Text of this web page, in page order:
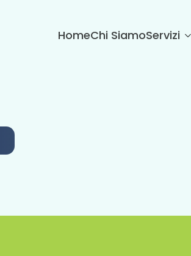
HomeChi SiamoServizi